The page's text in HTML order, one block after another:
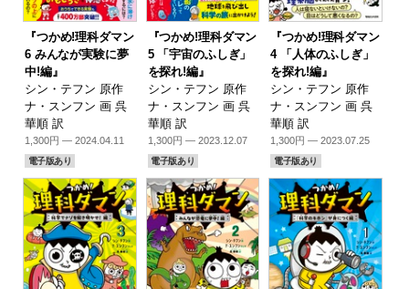
『つかめ!理科ダマン
6 みんなが実験に夢
中!編』
シン・テフン 原作
ナ・スンフン 画 呉
華順 訳
1,300円 — 2024.04.11
電子版あり
『つかめ!理科ダマン
5 「宇宙のふしぎ」
を探れ!編』
シン・テフン 原作
ナ・スンフン 画 呉
華順 訳
1,300円 — 2023.12.07
電子版あり
『つかめ!理科ダマン
4 「人体のふしぎ」
を探れ!編』
シン・テフン 原作
ナ・スンフン 画 呉
華順 訳
1,300円 — 2023.07.25
電子版あり